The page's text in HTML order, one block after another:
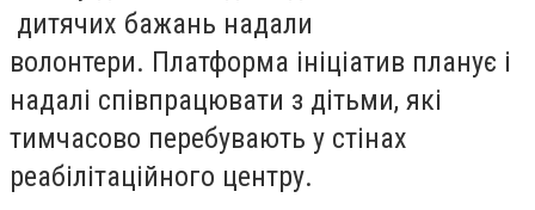
дитячих бажань надали
волонтери. Платформа ініціатив планує і
надалі співпрацювати з дітьми, які
тимчасово перебувають у стінах
реабілітаційного центру.